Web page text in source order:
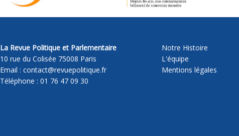
La Revue Politique et Parlementaire
10 rue du Colisée 75008 Paris
Email : contact@revuepolitique.fr
Téléphone : 01 76 47 09 30
Notre Histoire
L'équipe
Mentions légales